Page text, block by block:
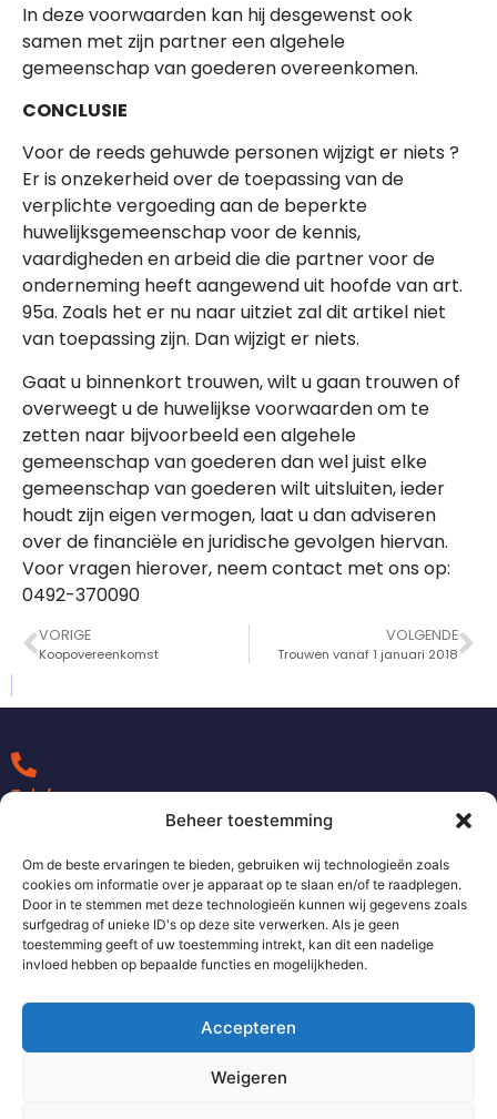
Beheer toestemming
Om de beste ervaringen te bieden, gebruiken wij technologieën zoals
cookies om informatie over je apparaat op te slaan en/of te raadplegen.
Door in te stemmen met deze technologieën kunnen wij gegevens zoals
surfgedrag of unieke ID's op deze site verwerken. Als je geen
toestemming geeft of uw toestemming intrekt, kan dit een nadelige
invloed hebben op bepaalde functies en mogelijkheden.
Accepteren
Weigeren
In deze voorwaarden kan hij desgewenst ook
samen met zijn partner een algehele
gemeenschap van goederen overeenkomen.
CONCLUSIE
Voor de reeds gehuwde personen wijzigt er niets ?
Er is onzekerheid over de toepassing van de
verplichte vergoeding aan de beperkte
huwelijksgemeenschap voor de kennis,
vaardigheden en arbeid die die partner voor de
onderneming heeft aangewend uit hoofde van art.
95a. Zoals het er nu naar uitziet zal dit artikel niet
van toepassing zijn. Dan wijzigt er niets.
Gaat u binnenkort trouwen, wilt u gaan trouwen of
overweegt u de huwelijkse voorwaarden om te
zetten naar bijvoorbeeld een algehele
gemeenschap van goederen dan wel juist elke
gemeenschap van goederen wilt uitsluiten, ieder
houdt zijn eigen vermogen, laat u dan adviseren
over de financiële en juridische gevolgen hiervan.
Voor vragen hierover, neem contact met ons op:
0492-370090
VORIGE
Koopovereenkomst
VOLGENDE
Trouwen vanaf 1 januari 2018
Telefoon
Bezoekadres
Dorpsstraat 127
5731 JH Mierlo
notarissen@palmhuisman.nl
Copyright Palm Huisman Notarissen | Design en ontwikkeling: E-